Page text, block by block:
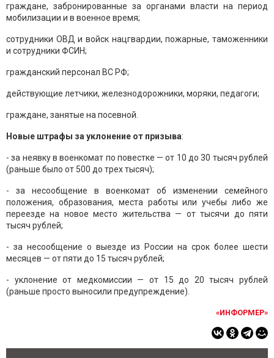
граждане, забронированные за органами власти на период
мобилизации и в военное время;
сотрудники ОВД и войск нацгвардии, пожарные, таможенники
и сотрудники ФСИН;
гражданский персонал ВС РФ;
действующие летчики, железнодорожники, моряки, педагоги;
граждане, занятые на посевной.
Новые штрафы за уклонение от призыва:
- за неявку в военкомат по повестке — от 10 до 30 тысяч рублей
(раньше было от 500 до трех тысяч);
- за несообщение в военкомат об изменении семейного
положения, образования, места работы или учебы либо же
переезде на новое место жительства — от тысячи до пяти
тысяч рублей;
- за несообщение о выезде из России на срок более шести
месяцев — от пяти до 15 тысяч рублей;
- уклонение от медкомиссии — от 15 до 20 тысяч рублей
(раньше просто выносили предупреждение).
«ИНФОРМЕР»